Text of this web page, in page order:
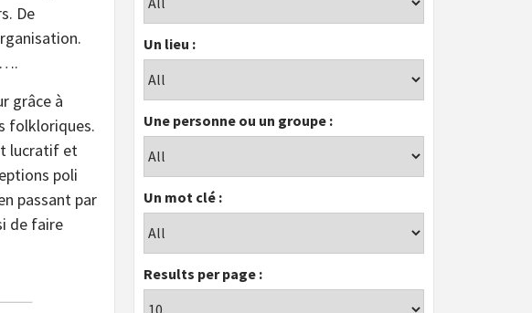
De
grâce à
folkloriques.
lucratif et
poli
passant par
de faire
Un lieu :
Une personne ou un groupe :
Un mot clé :
Results per page :